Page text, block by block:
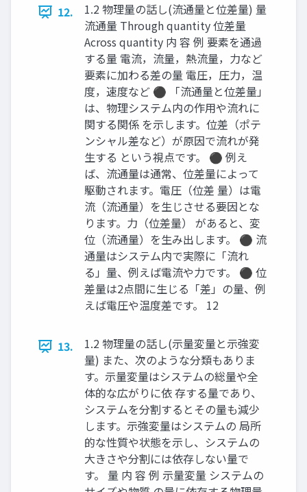
12.
1.2 物理量の話し(流通量と位差量) 量
流通量 Through quantity 位差量
Across quantity 内 容 例 要素を通過
する量 電流，流量，熱流量，力など
要素に加わる差の量 電圧，圧力，温
度，速度など ⚫ 「流通量と位差量」
は、物理システム内の作用や流れに
関する関係 を示します。位差（ポテ
ンシャル差など）が原因で流れが発
生する という視点です。 ⚫ 例え
ば、流通量は通常、位差量によって
駆動されます。電圧（位差 量）は電
流（流通量）を生じさせる要因とな
ります。力（位差量） があると、変
位（流通量）を生み出します。 ⚫ 流
通量はシステム内で実際に「流れ
る」量、例えば電流や力です。 ⚫ 位
差量は2点間に生じる「差」の量、例
えば電圧や温度差です。 12
13.
1.2 物理量の話し(示量変量と示強変
量) また、次のような分類もありま
す。示量変量はシステムの総量や全
体的な広がりに依 存する量であり、
システムを分割するとその量も減少
します。示強変量はシステムの 局所
的な性質や状態を示し、システムの
大きさや分割には依存しない量で
す。 量 内 容 例 示量変量 システムの